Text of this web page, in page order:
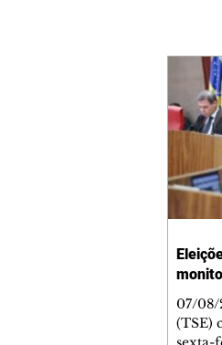
07/
(TSE)